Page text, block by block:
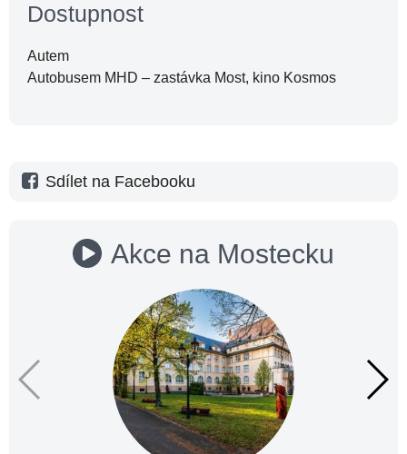
Dostupnost
Autem
Autobusem MHD – zastávka Most, kino Kosmos
Sdílet na Facebooku
Akce na Mostecku